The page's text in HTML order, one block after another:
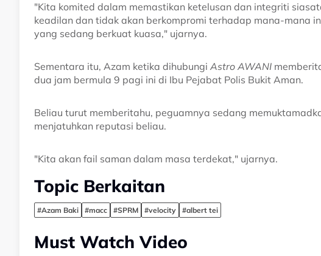
"Kita komited dalam memastikan ketelusan dan integriti
keadilan dan tidak akan berkompromi terhadap mana-mana
yang sedang berkuat kuasa," ujarnya.
Sementara itu, Azam ketika dihubungi Astro AWANI
dua jam bermula 9 pagi ini di Ibu Pejabat Polis Bukit Aman.
Beliau turut memberitahu, peguamnya sedang
menjatuhkan reputasi beliau.
"Kita akan fail saman dalam masa terdekat," ujarnya.
Topic Berkaitan
#Azam Baki #macc #SPRM #velocity #albert tei
Must Watch Video